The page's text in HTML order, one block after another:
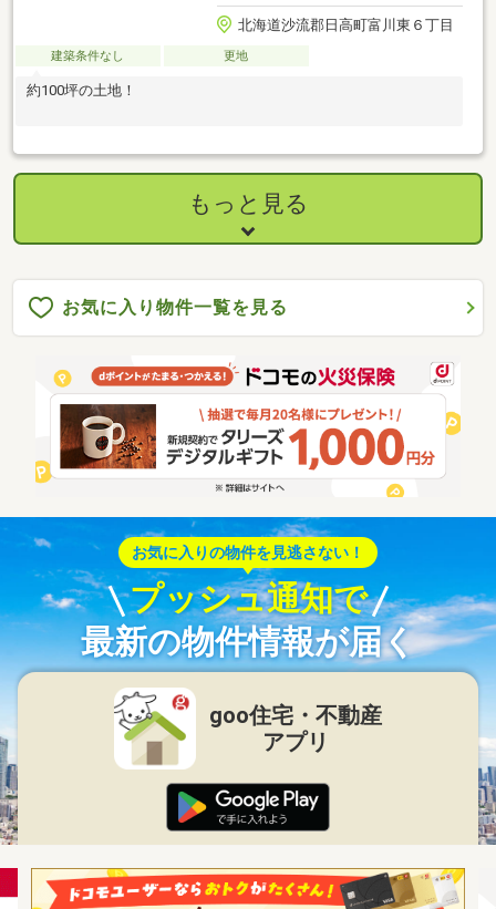
北海道沙流郡日高町富川東６丁目
建築条件なし 更地
約100坪の土地！
もっと見る
お気に入り物件一覧を見る
お気に入りの物件を見逃さない！
プッシュ通知で
最新の物件情報が届く
goo住宅・不動産
アプリ